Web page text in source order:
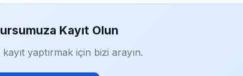
Kayıt Olun
yaptırmak için bizi arayın.